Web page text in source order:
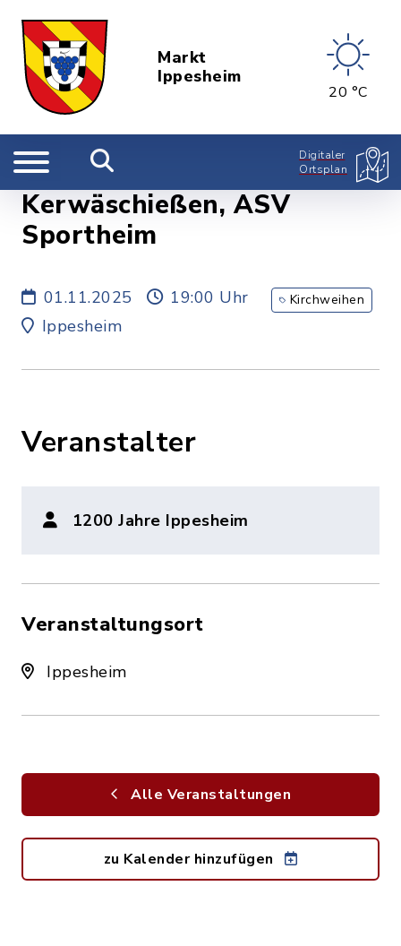
Markt
Ippesheim
20 °C
Digitaler
Ortsplan
Kerwäschießen, ASV
Sportheim
01.11.2025
19:00 Uhr
Ippesheim
Kirchweihen
Veranstalter
1200 Jahre Ippesheim
Veranstaltungsort
Ippesheim
Alle Veranstaltungen
zu Kalender hinzufügen